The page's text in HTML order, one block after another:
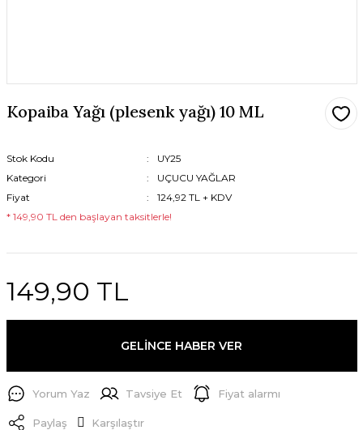
Kopaiba Yağı (plesenk yağı) 10 ML
Stok Kodu
UY25
Kategori
UÇUCU YAĞLAR
Fiyat
124,92 TL + KDV
* 149,90 TL den başlayan taksitlerle!
149,90 TL
GELİNCE HABER VER
Yorum Yaz Tavsiye Et Fiyat alarmı
Paylaş Karşılaştır